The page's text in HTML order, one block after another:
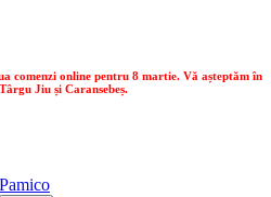
comenzi online pentru 8 martie. Vă așteptăm în
Jiu și Caransebeș.